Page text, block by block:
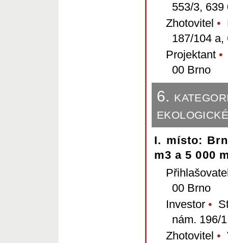
553/3, 639
Zhotovitel •
187/104 a,
Projektant •
00 Brno
6.
I. místo:
m3 a 5 000
00 Brno
Investor •
nám. 196/
Zhotovitel •